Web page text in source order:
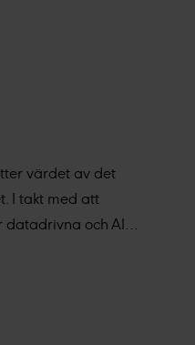
värdet av det
I takt med att
och AI...